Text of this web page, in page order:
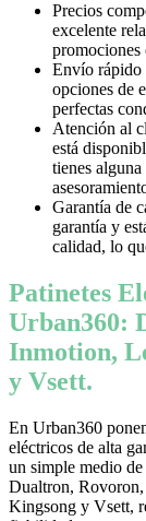
Precios
excelente
promociones
Envío rápido
opciones de
perfectas
Atención al
está
tienes
Garantía de
garantía y
calidad, lo
Patinetes
Urban360:
Inmotion,
y Vsett.
En Urban360
eléctricos de alta
un simple medio
Dualtron,
Kingsong y Vsett,